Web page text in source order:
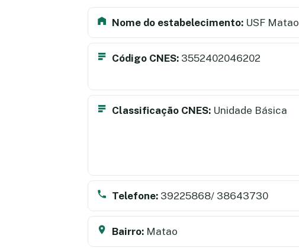
Nome do estabelecimento: USF Matao
Código CNES: 3552402046202
Classificação CNES: Unidade Básica
Telefone: 39225868/ 38643730
Bairro: Matao